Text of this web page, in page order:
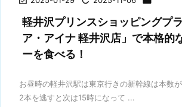
軽井沢プリンスショッピングプ
ア・アイナ 軽井沢店」で本格的
ーを食べる！
お昼時の軽井沢駅は東京行きの新幹線は本数
2本を逃すと次は15時になって ...